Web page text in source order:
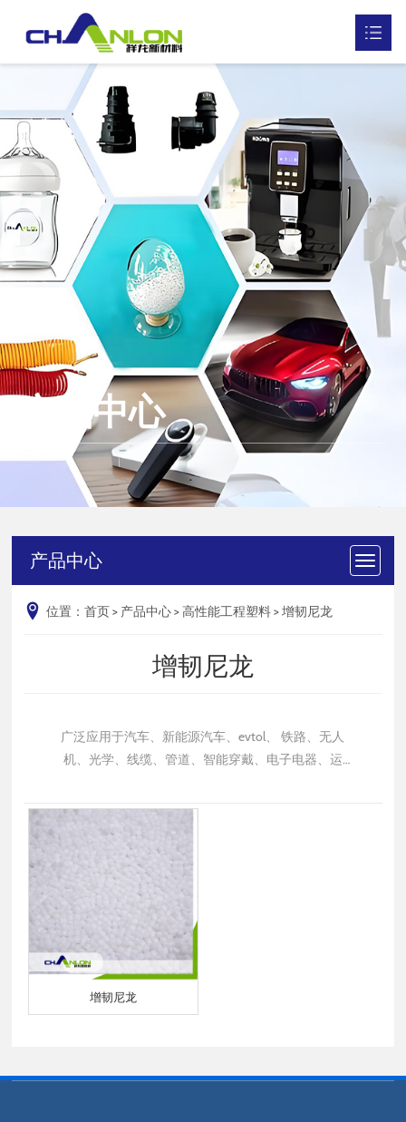
关于我们
产品中心
资质荣誉
研发实验
新闻中心 
联系我们
产品中心
产品中心
位置：首页> 产品中心>高性能工程塑料>增韧尼龙
增韧尼龙
广泛应用于汽车、新能源汽车、evtol、 铁路、无人
机、光学、线缆、管道、智能穿戴、电子电器、运
增韧尼龙